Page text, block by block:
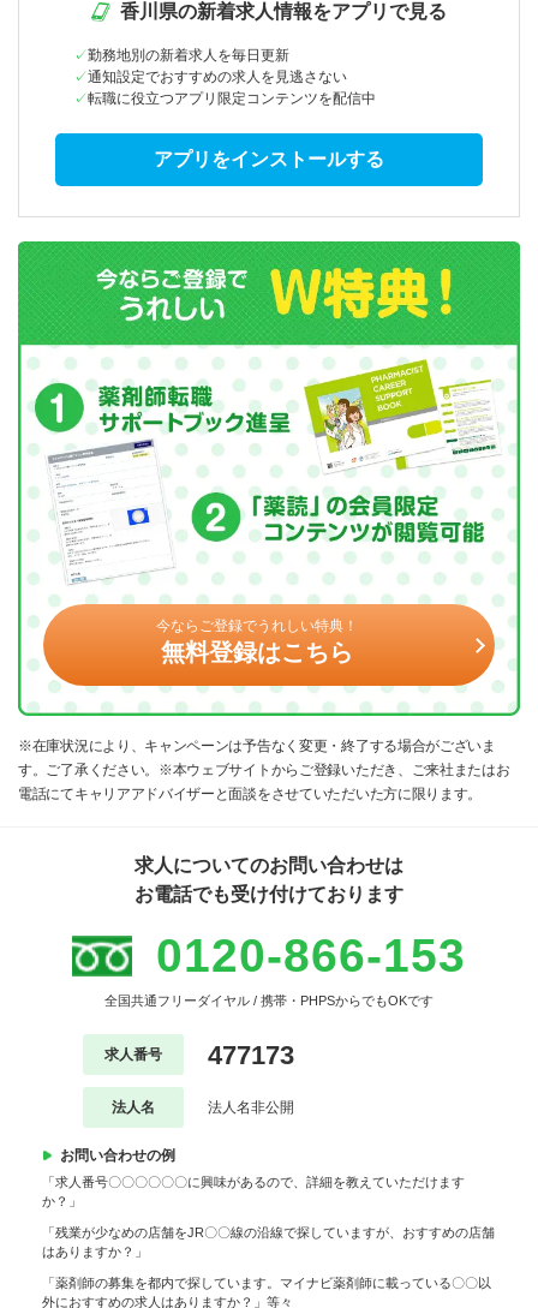
香川県の新着求人情報をアプリで見る
勤務地別の新着求人を毎日更新
通知設定でおすすめの求人を見逃さない
転職に役立つアプリ限定コンテンツを配信中
アプリをインストールする
今ならご登録でうれしい特典！
無料登録はこちら
※在庫状況により、キャンペーンは予告なく変更・終了する場合がございま
す。ご了承ください。※本ウェブサイトからご登録いただき、ご来社またはお
電話にてキャリアアドバイザーと面談をさせていただいた方に限ります。
求人についてのお問い合わせは
お電話でも受け付けております
0120-866-153
全国共通フリーダイヤル / 携帯・PHPSからでもOKです
求人番号 477173
法人名 法人名非公開
お問い合わせの例
「求人番号〇〇〇〇〇〇に興味があるので、詳細を教えていただけます
か？」
「残業が少なめの店舗をJR〇〇線の沿線で探していますが、おすすめの店舗
はありますか？」
「薬剤師の募集を都内で探しています。マイナビ薬剤師に載っている〇〇以
外におすすめの求人はありますか？」等々